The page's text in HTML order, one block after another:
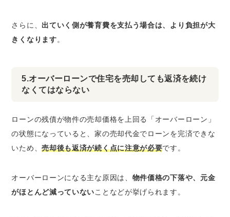
さらに、 出ていく側が養育費を支払う場合は、より負担が大
きくなります。
5.オーバーローンで住宅を売却しても返済を続け
なくてはならない
ローンの残債が物件の売却価格を上回る「オーバーローン」
の状態になっていると、家の売却代金でローンを完済できな
いため、売却後も返済が続く点に注意が必要です。
オーバーローンになる主な原因は、 物件価格の下落や、元金
がほとんど減っていないことなどが挙げられます。